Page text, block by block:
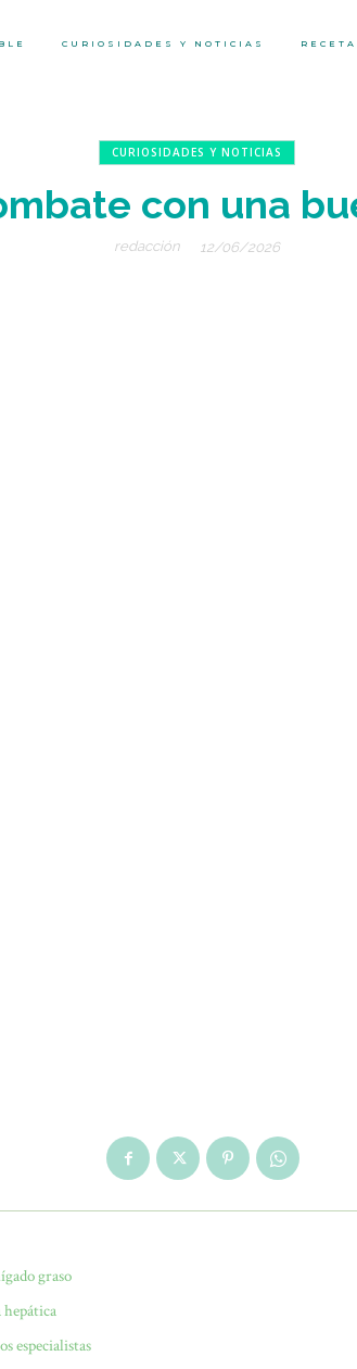
CURIOSIDADES Y NOTICIAS
CURIOSIDADES Y NOTICIAS
con una
redacción 12/06/2026
graso
hepática
especialistas